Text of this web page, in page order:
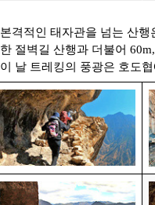
본격적인 태자관을 넘는 산
한 절벽길 산행과 더불어
이 날 트레킹의 풍광은 호도